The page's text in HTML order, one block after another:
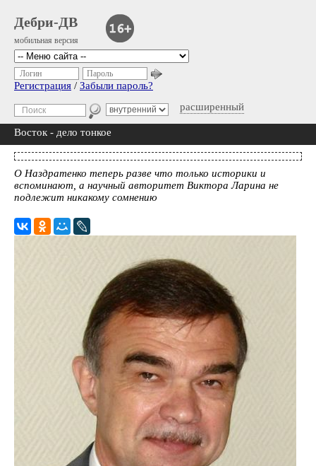
Дебри-ДВ
мобильная версия
расширенный
Логин Пароль
Регистрация / Забыли пароль?
Восток - дело тонкое
О Наздратенко теперь разве что только историки и
вспоминают, а научный авторитет Виктора Ларина не
подлежит никакому сомнению